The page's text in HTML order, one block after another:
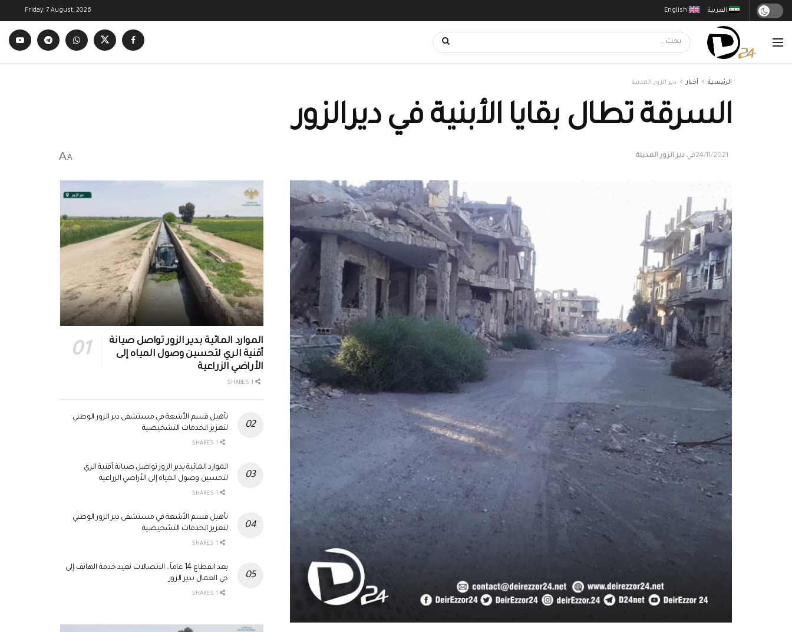
English العربية Friday, 7 August, 2026
الرئيسية أخبار دير الزور المدينة
السرقة تطال بقايا الأبنية في ديرالزور
24/11/2021في دير الزور المدينة A
A
الموارد المائية بدير الزور تواصل صيانة
أقنية الري لتحسين وصول المياه إلى
الأراضي الزراعية
تأهيل قسم الأشعة في مستشفى دير الزور الوطني
لتعزيز الخدمات التشخيصية
الموارد المائية بدير الزور تواصل صيانة أقنية الري
لتحسين وصول المياه إلى الأراضي الزراعية
تأهيل قسم الأشعة في مستشفى دير الزور الوطني
لتعزيز الخدمات التشخيصية
بعد انقطاع 14 عاماً.. الاتصالات تعيد خدمة الهاتف إلى
حي العمال بدير الزور